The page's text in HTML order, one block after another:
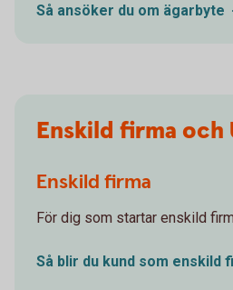
Så ansöker du om ägarbyte
Enskild firma och
Enskild firma
För dig som startar enskild
Så blir du kund som enskild